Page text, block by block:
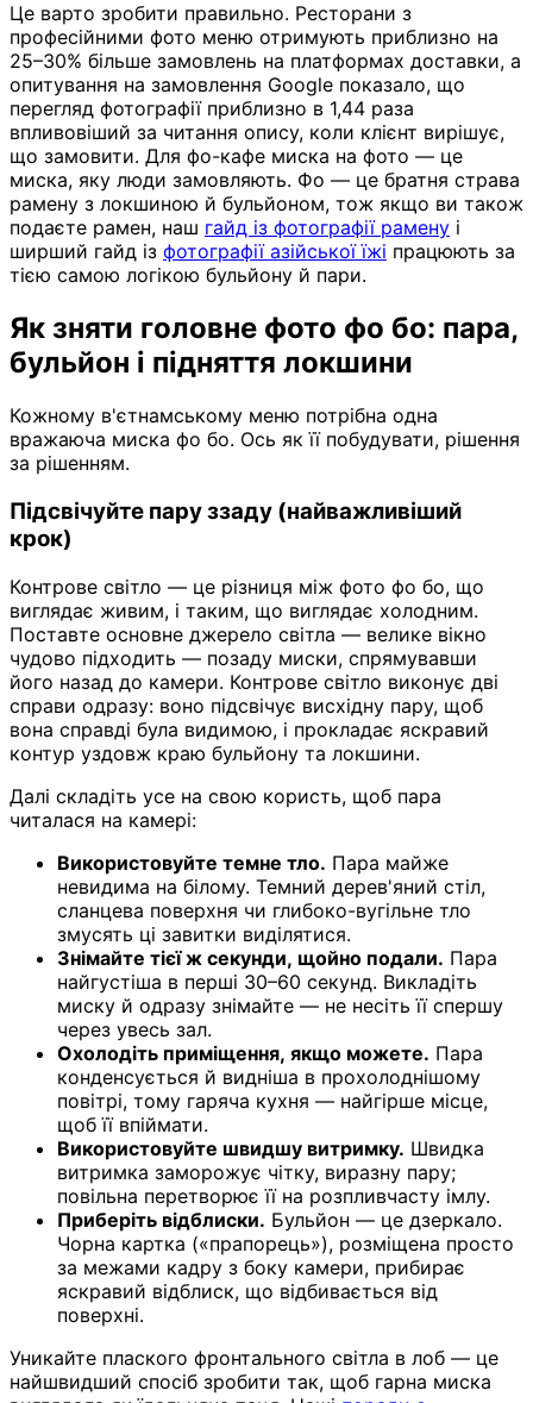
Це варто зробити правильно. Ресторани з
професійними фото меню отримують приблизно на
25–30% більше замовлень на платформах доставки, а
опитування на замовлення Google показало, що
перегляд фотографії приблизно в 1,44 раза
впливовіший за читання опису, коли клієнт вирішує,
що замовити. Для фо-кафе миска на фото — це
миска, яку люди замовляють. Фо — це братня страва
рамену з локшиною й бульйоном, тож якщо ви також
подаєте рамен, наш гайд із фотографії рамену і
ширший гайд із фотографії азійської їжі працюють за
тією самою логікою бульйону й пари.
Як зняти головне фото фо бо: пара,
бульйон і підняття локшини
Кожному в'єтнамському меню потрібна одна
вражаюча миска фо бо. Ось як її побудувати, рішення
за рішенням.
Підсвічуйте пару ззаду (найважливіший
крок)
Контрове світло — це різниця між фото фо бо, що
виглядає живим, і таким, що виглядає холодним.
Поставте основне джерело світла — велике вікно
чудово підходить — позаду миски, спрямувавши
його назад до камери. Контрове світло виконує дві
справи одразу: воно підсвічує висхідну пару, щоб
вона справді була видимою, і прокладає яскравий
контур уздовж краю бульйону та локшини.
Далі складіть усе на свою користь, щоб пара
читалася на камері:
Використовуйте темне тло. Пара майже
невидима на білому. Темний дерев'яний стіл,
сланцева поверхня чи глибоко-вугільне тло
змусять ці завитки виділятися.
Знімайте тієї ж секунди, щойно подали. Пара
найгустіша в перші 30–60 секунд. Викладіть
миску й одразу знімайте — не несіть її спершу
через увесь зал.
Охолодіть приміщення, якщо можете. Пара
конденсується й видніша в прохолоднішому
повітрі, тому гаряча кухня — найгірше місце,
щоб її впіймати.
Використовуйте швидшу витримку. Швидка
витримка заморожує чітку, виразну пару;
повільна перетворює її на розпливчасту імлу.
Приберіть відблиски. Бульйон — це дзеркало.
Чорна картка («прапорець»), розміщена просто
за межами кадру з боку камери, прибирає
яскравий відблиск, що відбивається від
поверхні.
Уникайте плаского фронтального світла в лоб — це
найшвидший спосіб зробити так, щоб гарна миска